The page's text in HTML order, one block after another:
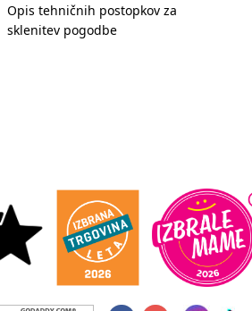
Opis tehničnih postopkov za
sklenitev pogodbe